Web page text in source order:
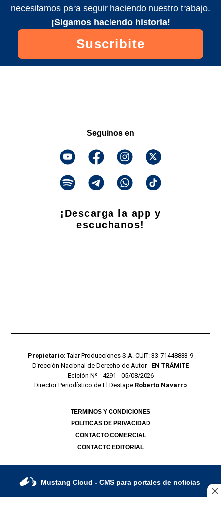
necesitamos para seguir haciendo nuestro trabajo.
¡Sigamos haciendo historia!
Suscribite
Seguinos en
¡Descarga la app y
escuchanos!
Propietario: Talar Producciones S.A. CUIT: 33-71448833-9
Dirección Nacional de Derecho de Autor - EN TRÁMITE
Edición Nº - 4291 - 05/08/2026
Director Periodístico de El Destape Roberto Navarro
TERMINOS Y CONDICIONES
POLITICAS DE PRIVACIDAD
CONTACTO COMERCIAL
CONTACTO EDITORIAL
Mustang Cloud - CMS para portales de noticias